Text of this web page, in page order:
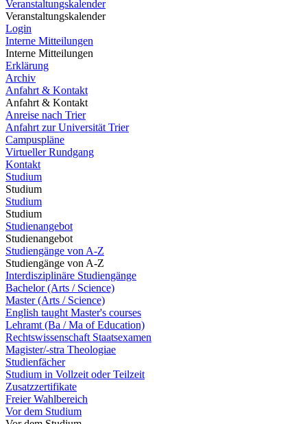
Veranstaltungskalender
Veranstaltungskalender
Login
Interne Mitteilungen
Interne Mitteilungen
Erklärung
Archiv
Anfahrt & Kontakt
Anfahrt & Kontakt
Anreise nach Trier
Anfahrt zur Universität Trier
Campuspläne
Virtueller Rundgang
Kontakt
Studium
Studium
Studium
Studium
Studienangebot
Studienangebot
Studiengänge von A-Z
Studiengänge von A-Z
Interdisziplinäre Studiengänge
Bachelor (Arts / Science)
Master (Arts / Science)
English taught Master's courses
Lehramt (Ba / Ma of Education)
Rechtswissenschaft Staatsexamen
Magister/-stra Theologiae
Studienfächer
Studium in Vollzeit oder Teilzeit
Zusatzzertifikate
Freier Wahlbereich
Vor dem Studium